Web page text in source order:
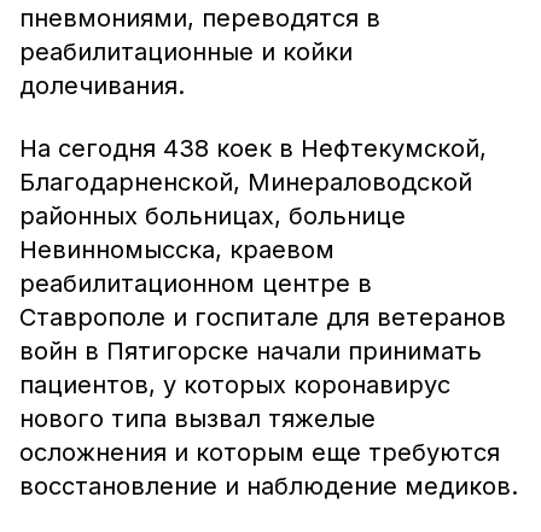
пневмониями, переводятся в
реабилитационные и койки
долечивания.
На сегодня 438 коек в Нефтекумской,
Благодарненской, Минераловодской
районных больницах, больнице
Невинномысска, краевом
реабилитационном центре в
Ставрополе и госпитале для ветеранов
войн в Пятигорске начали принимать
пациентов, у которых коронавирус
нового типа вызвал тяжелые
осложнения и которым еще требуются
восстановление и наблюдение медиков.